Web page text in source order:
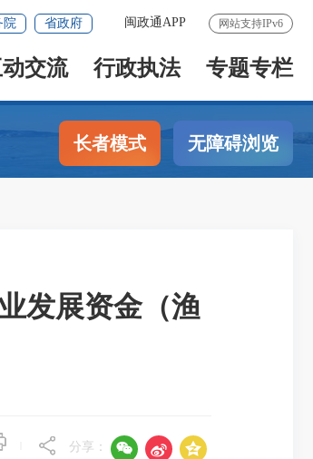
网站支持IPv6
闽政通APP
院 省政府
交流 行政执法 专题专栏
长者模式 无障碍浏览
发展资金（渔
分享：   